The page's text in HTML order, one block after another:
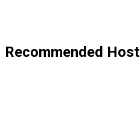
Recommended Host